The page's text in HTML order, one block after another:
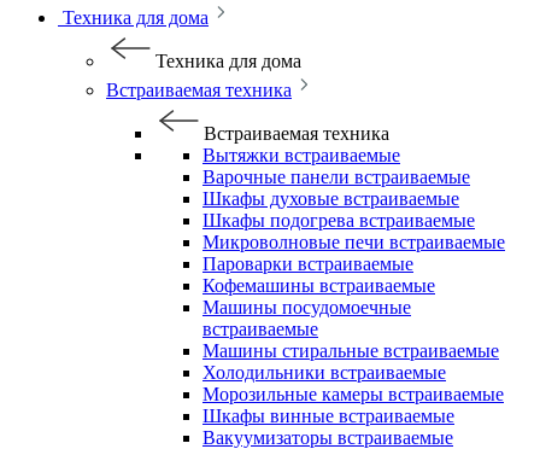
Техника для дома
Техника для дома
Встраиваемая техника
Встраиваемая техника
Вытяжки встраиваемые
Варочные панели встраиваемые
Шкафы духовые встраиваемые
Шкафы подогрева встраиваемые
Микроволновые печи встраиваемые
Пароварки встраиваемые
Кофемашины встраиваемые
Машины посудомоечные
встраиваемые
Машины стиральные встраиваемые
Холодильники встраиваемые
Морозильные камеры встраиваемые
Шкафы винные встраиваемые
Вакуумизаторы встраиваемые